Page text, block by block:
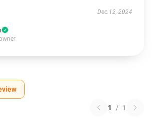
Dec 12, 2024
1 / 1